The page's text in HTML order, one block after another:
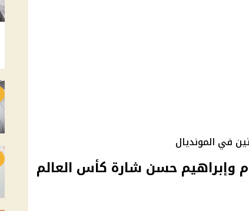
في المونديال
حسن شارة كأس العالم